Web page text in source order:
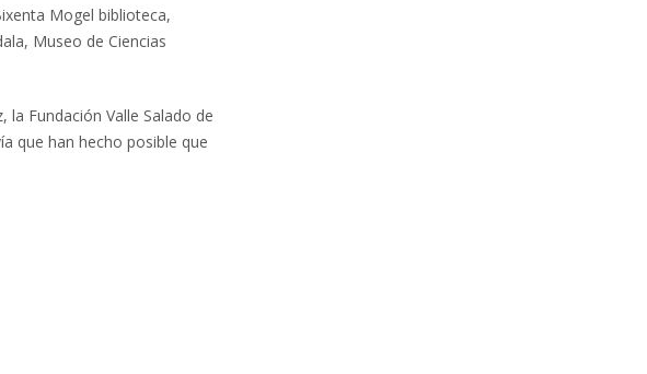
Mogel biblioteca,
Museo de Ciencias
Fundación Valle Salado de
que han hecho posible que